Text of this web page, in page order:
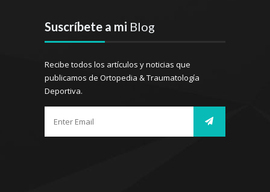
Suscríbete a mi Blog
Recibe todos los artículos y noticias que
publicamos de Ortopedia & Traumatología
Deportiva.